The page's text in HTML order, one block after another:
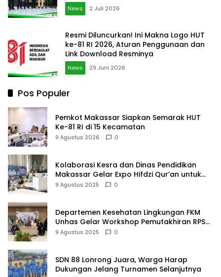
News 2 Juli 2026
Resmi Diluncurkan! Ini Makna Logo HUT
ke-81 RI 2026, Aturan Penggunaan dan
Link Download Resminya
News 29 Juni 2026
Pos Populer
Pemkot Makassar Siapkan Semarak HUT
Ke-81 RI di 15 Kecamatan
9 Agustus 2026 0
Kolaborasi Kesra dan Dinas Pendidikan
Makassar Gelar Expo Hifdzi Qur’an untuk
Pelajar SMP
9 Agustus 2025 0
Departemen Kesehatan Lingkungan FKM
Unhas Gelar Workshop Pemutakhiran RPS
untuk Perkuat Kualitas Pendidikan
9 Agustus 2025 0
SDN 88 Lonrong Juara, Warga Harap
Dukungan Jelang Turnamen Selanjutnya